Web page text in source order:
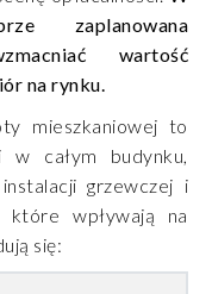
zaplanowana
wartość
na rynku.
mieszkaniowej to
w całym budynku,
grzewczej i
które wpływają na
się: